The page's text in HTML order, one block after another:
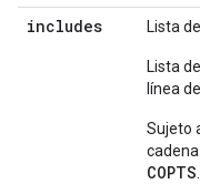
includes Lista
Lista
línea
Sujeto
COPTS